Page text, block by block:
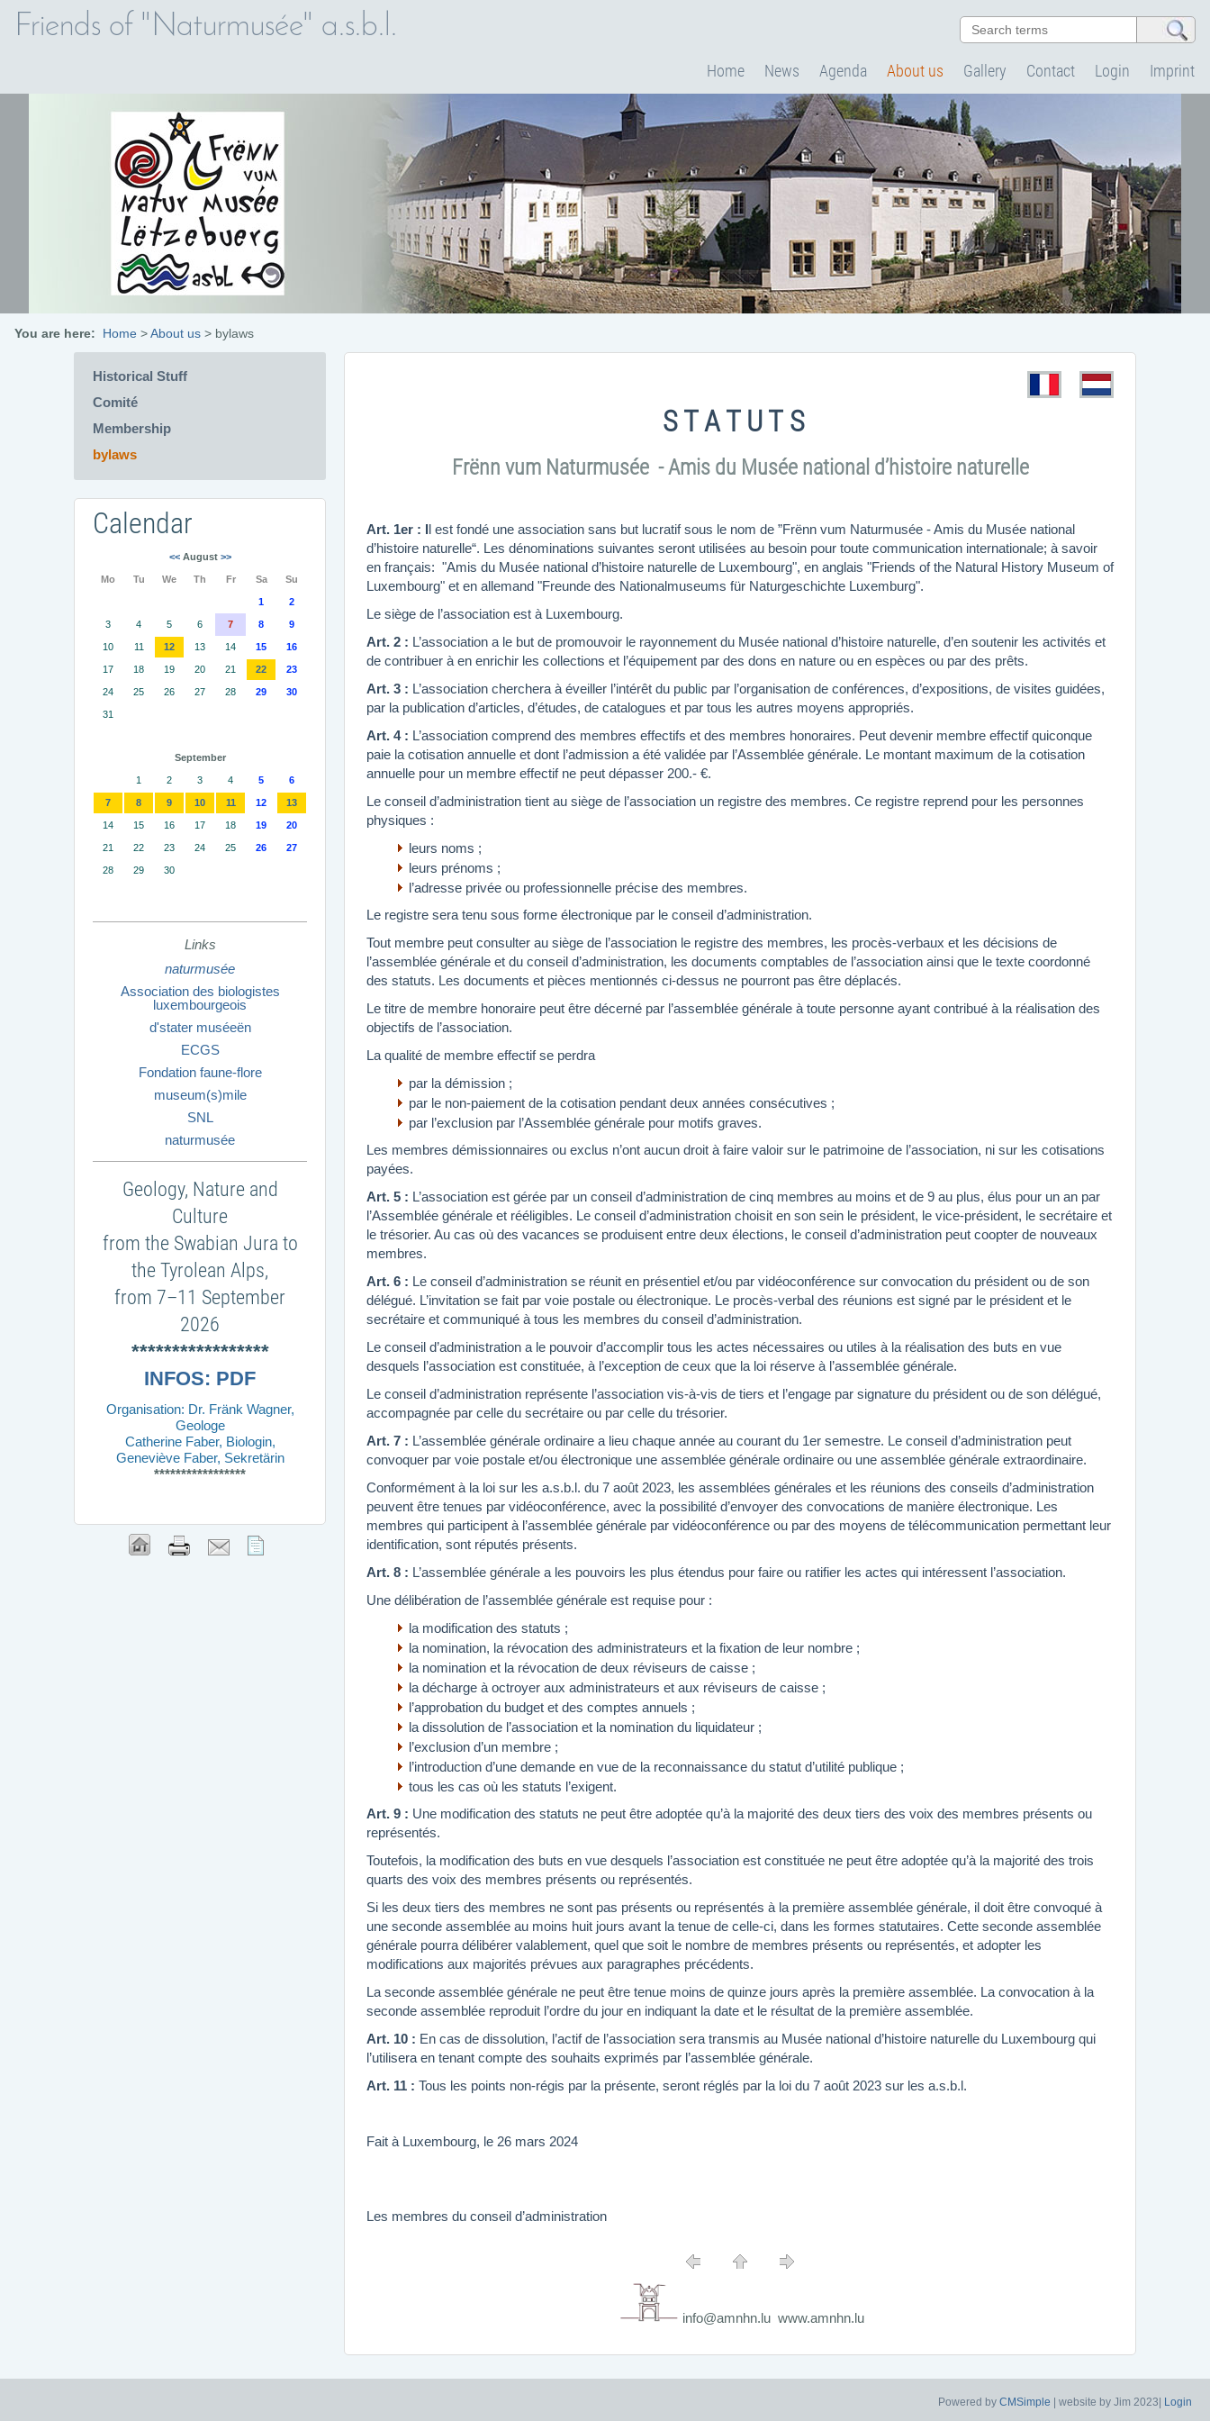
Friends of "Naturmusée" a.s.b.l.
Home News Agenda About us Gallery Contact Login Imprint
You are here: Home >About us > bylaws
S T A T U T S
Frënn vum Naturmusée - Amis du Musée national d’histoire naturelle
Art. 1er : Il est fondé une association sans but lucratif sous le nom de ”Frënn vum Naturmusée - Amis du Musée national
d’histoire naturelle“. Les dénominations suivantes seront utilisées au besoin pour toute communication internationale; à savoir
en français: "Amis du Musée national d’histoire naturelle de Luxembourg", en anglais "Friends of the Natural History Museum of
Luxembourg" et en allemand "Freunde des Nationalmuseums für Naturgeschichte Luxemburg".
Le siège de l’association est à Luxembourg.
Art. 2 : L’association a le but de promouvoir le rayonnement du Musée national d’histoire naturelle, d’en soutenir les activités et
de contribuer à en enrichir les collections et l’équipement par des dons en nature ou en espèces ou par des prêts.
Art. 3 : L’association cherchera à éveiller l’intérêt du public par l’organisation de conférences, d’expositions, de visites guidées,
par la publication d’articles, d’études, de catalogues et par tous les autres moyens appropriés.
Art. 4 : L’association comprend des membres effectifs et des membres honoraires. Peut devenir membre effectif quiconque
paie la cotisation annuelle et dont l’admission a été validée par l’Assemblée générale. Le montant maximum de la cotisation
annuelle pour un membre effectif ne peut dépasser 200.- €.
Le conseil d’administration tient au siège de l’association un registre des membres. Ce registre reprend pour les personnes
physiques :
leurs noms ;
leurs prénoms ;
l’adresse privée ou professionnelle précise des membres.
Le registre sera tenu sous forme électronique par le conseil d’administration.
Tout membre peut consulter au siège de l’association le registre des membres, les procès-verbaux et les décisions de
l’assemblée générale et du conseil d’administration, les documents comptables de l’association ainsi que le texte coordonné
des statuts. Les documents et pièces mentionnés ci-dessus ne pourront pas être déplacés.
Le titre de membre honoraire peut être décerné par l’assemblée générale à toute personne ayant contribué à la réalisation des
objectifs de l’association.
La qualité de membre effectif se perdra
par la démission ;
par le non-paiement de la cotisation pendant deux années consécutives ;
par l’exclusion par l’Assemblée générale pour motifs graves.
Les membres démissionnaires ou exclus n’ont aucun droit à faire valoir sur le patrimoine de l’association, ni sur les cotisations
payées.
Art. 5 : L’association est gérée par un conseil d’administration de cinq membres au moins et de 9 au plus, élus pour un an par
l’Assemblée générale et rééligibles. Le conseil d’administration choisit en son sein le président, le vice-président, le secrétaire et
le trésorier. Au cas où des vacances se produisent entre deux élections, le conseil d’administration peut coopter de nouveaux
membres.
Art. 6 : Le conseil d’administration se réunit en présentiel et/ou par vidéoconférence sur convocation du président ou de son
délégué. L’invitation se fait par voie postale ou électronique. Le procès-verbal des réunions est signé par le président et le
secrétaire et communiqué à tous les membres du conseil d’administration.
Le conseil d’administration a le pouvoir d’accomplir tous les actes nécessaires ou utiles à la réalisation des buts en vue
desquels l’association est constituée, à l’exception de ceux que la loi réserve à l’assemblée générale.
Le conseil d’administration représente l’association vis-à-vis de tiers et l’engage par signature du président ou de son délégué,
accompagnée par celle du secrétaire ou par celle du trésorier.
Art. 7 : L’assemblée générale ordinaire a lieu chaque année au courant du 1er semestre. Le conseil d’administration peut
convoquer par voie postale et/ou électronique une assemblée générale ordinaire ou une assemblée générale extraordinaire.
Conformément à la loi sur les a.s.b.l. du 7 août 2023, les assemblées générales et les réunions des conseils d’administration
peuvent être tenues par vidéoconférence, avec la possibilité d’envoyer des convocations de manière électronique. Les
membres qui participent à l’assemblée générale par vidéoconférence ou par des moyens de télécommunication permettant leur
identification, sont réputés présents.
Art. 8 : L’assemblée générale a les pouvoirs les plus étendus pour faire ou ratifier les actes qui intéressent l’association.
Une délibération de l’assemblée générale est requise pour :
la modification des statuts ;
la nomination, la révocation des administrateurs et la fixation de leur nombre ;
la nomination et la révocation de deux réviseurs de caisse ;
la décharge à octroyer aux administrateurs et aux réviseurs de caisse ;
l’approbation du budget et des comptes annuels ;
la dissolution de l’association et la nomination du liquidateur ;
l’exclusion d’un membre ;
l’introduction d’une demande en vue de la reconnaissance du statut d’utilité publique ;
tous les cas où les statuts l’exigent.
Art. 9 : Une modification des statuts ne peut être adoptée qu’à la majorité des deux tiers des voix des membres présents ou
représentés.
Toutefois, la modification des buts en vue desquels l’association est constituée ne peut être adoptée qu’à la majorité des trois
quarts des voix des membres présents ou représentés.
Si les deux tiers des membres ne sont pas présents ou représentés à la première assemblée générale, il doit être convoqué à
une seconde assemblée au moins huit jours avant la tenue de celle-ci, dans les formes statutaires. Cette seconde assemblée
générale pourra délibérer valablement, quel que soit le nombre de membres présents ou représentés, et adopter les
modifications aux majorités prévues aux paragraphes précédents.
La seconde assemblée générale ne peut être tenue moins de quinze jours après la première assemblée. La convocation à la
seconde assemblée reproduit l’ordre du jour en indiquant la date et le résultat de la première assemblée.
Art. 10 : En cas de dissolution, l’actif de l’association sera transmis au Musée national d’histoire naturelle du Luxembourg qui
l’utilisera en tenant compte des souhaits exprimés par l’assemblée générale.
Art. 11 : Tous les points non-régis par la présente, seront réglés par la loi du 7 août 2023 sur les a.s.b.l.
Fait à Luxembourg, le 26 mars 2024
Les membres du conseil d’administration
info@amnhn.lu www.amnhn.lu
Historical Stuff
Comité
Membership
bylaws
Calendar
<<August >>
Mo Tu We Th Fr Sa Su
1 2
3 4 5 6 7 8 9
10 11 12 13 14 15 16
17 18 19 20 21 22 23
24 25 26 27 28 29 30
31
September
1 2 3 4 5 6
7 8 9 10 11 12 13
14 15 16 17 18 19 20
21 22 23 24 25 26 27
28 29 30
Links
naturmusée
Association des biologistes
luxembourgeois
d'stater muséeën
ECGS
Fondation faune-flore
museum(s)mile
SNL
naturmusée
Geology, Nature and
Culture
from the Swabian Jura to
the Tyrolean Alps,
from 7–11 September
2026
*****************
INFOS: PDF
Organisation: Dr. Fränk Wagner,
Geologe
Catherine Faber, Biologin,
Geneviève Faber, Sekretärin
*****************
Powered by CMSimple | website by Jim 2023| Login